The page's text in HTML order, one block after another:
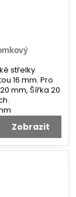
střelky
16 mm. Pro
mm, Šířka 20
Zobrazit